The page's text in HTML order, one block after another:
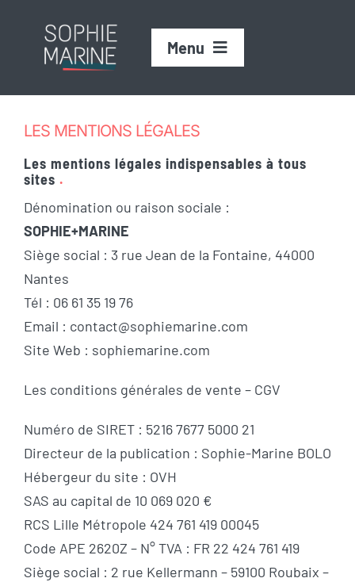
contenu
Menu
MON ACTUALITÉ
ON EN PARLE ?
LES MENTIONS LÉGALES
Les mentions légales indispensables à tous
sites .
Dénomination ou raison sociale :
SOPHIE+MARINE
Siège social : 3 rue Jean de la Fontaine, 44000
Nantes
Tél : 06 61 35 19 76
Email : contact@sophiemarine.com
Site Web : sophiemarine.com
Les conditions générales de vente – CGV
Numéro de SIRET : 5216 7677 5000 21
Directeur de la publication : Sophie-Marine BOLO
Hébergeur du site : OVH
SAS au capital de 10 069 020 €
RCS Lille Métropole 424 761 419 00045
Code APE 2620Z – N° TVA : FR 22 424 761 419
Siège social : 2 rue Kellermann – 59100 Roubaix –